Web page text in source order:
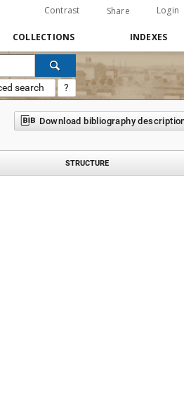
Contrast Share Login
COLLECTIONS INDEXES
search ?
Download bibliography
STRUCTURE